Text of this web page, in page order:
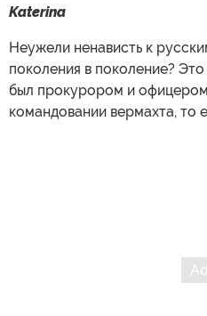
Katerina
Неужели ненависть к
поколения в поколение?
был прокурором и
командовании вермахта, то